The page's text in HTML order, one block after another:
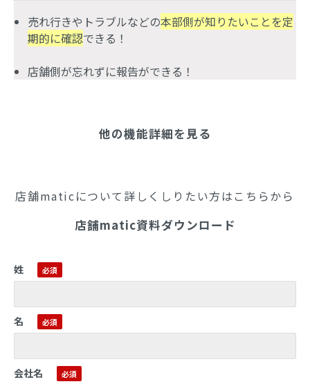
売れ行きやトラブルなどの本部側が知りたいことを定
期的に確認できる！
店舗側が忘れずに報告ができる！
他の機能詳細を見る
店舗maticについて詳しくしりたい方はこちらから
店舗matic資料ダウンロード
姓
名
会社名